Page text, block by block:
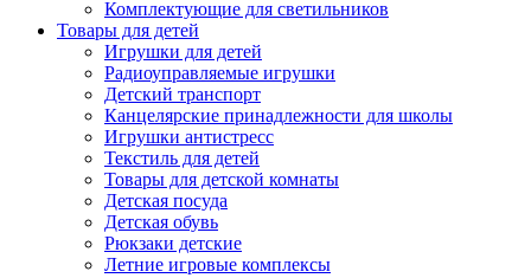
Комплектующие для светильников
Товары для детей
Игрушки для детей
Радиоуправляемые игрушки
Детский транспорт
Канцелярские принадлежности для школы
Игрушки антистресс
Текстиль для детей
Товары для детской комнаты
Детская посуда
Детская обувь
Рюкзаки детские
Летние игровые комплексы